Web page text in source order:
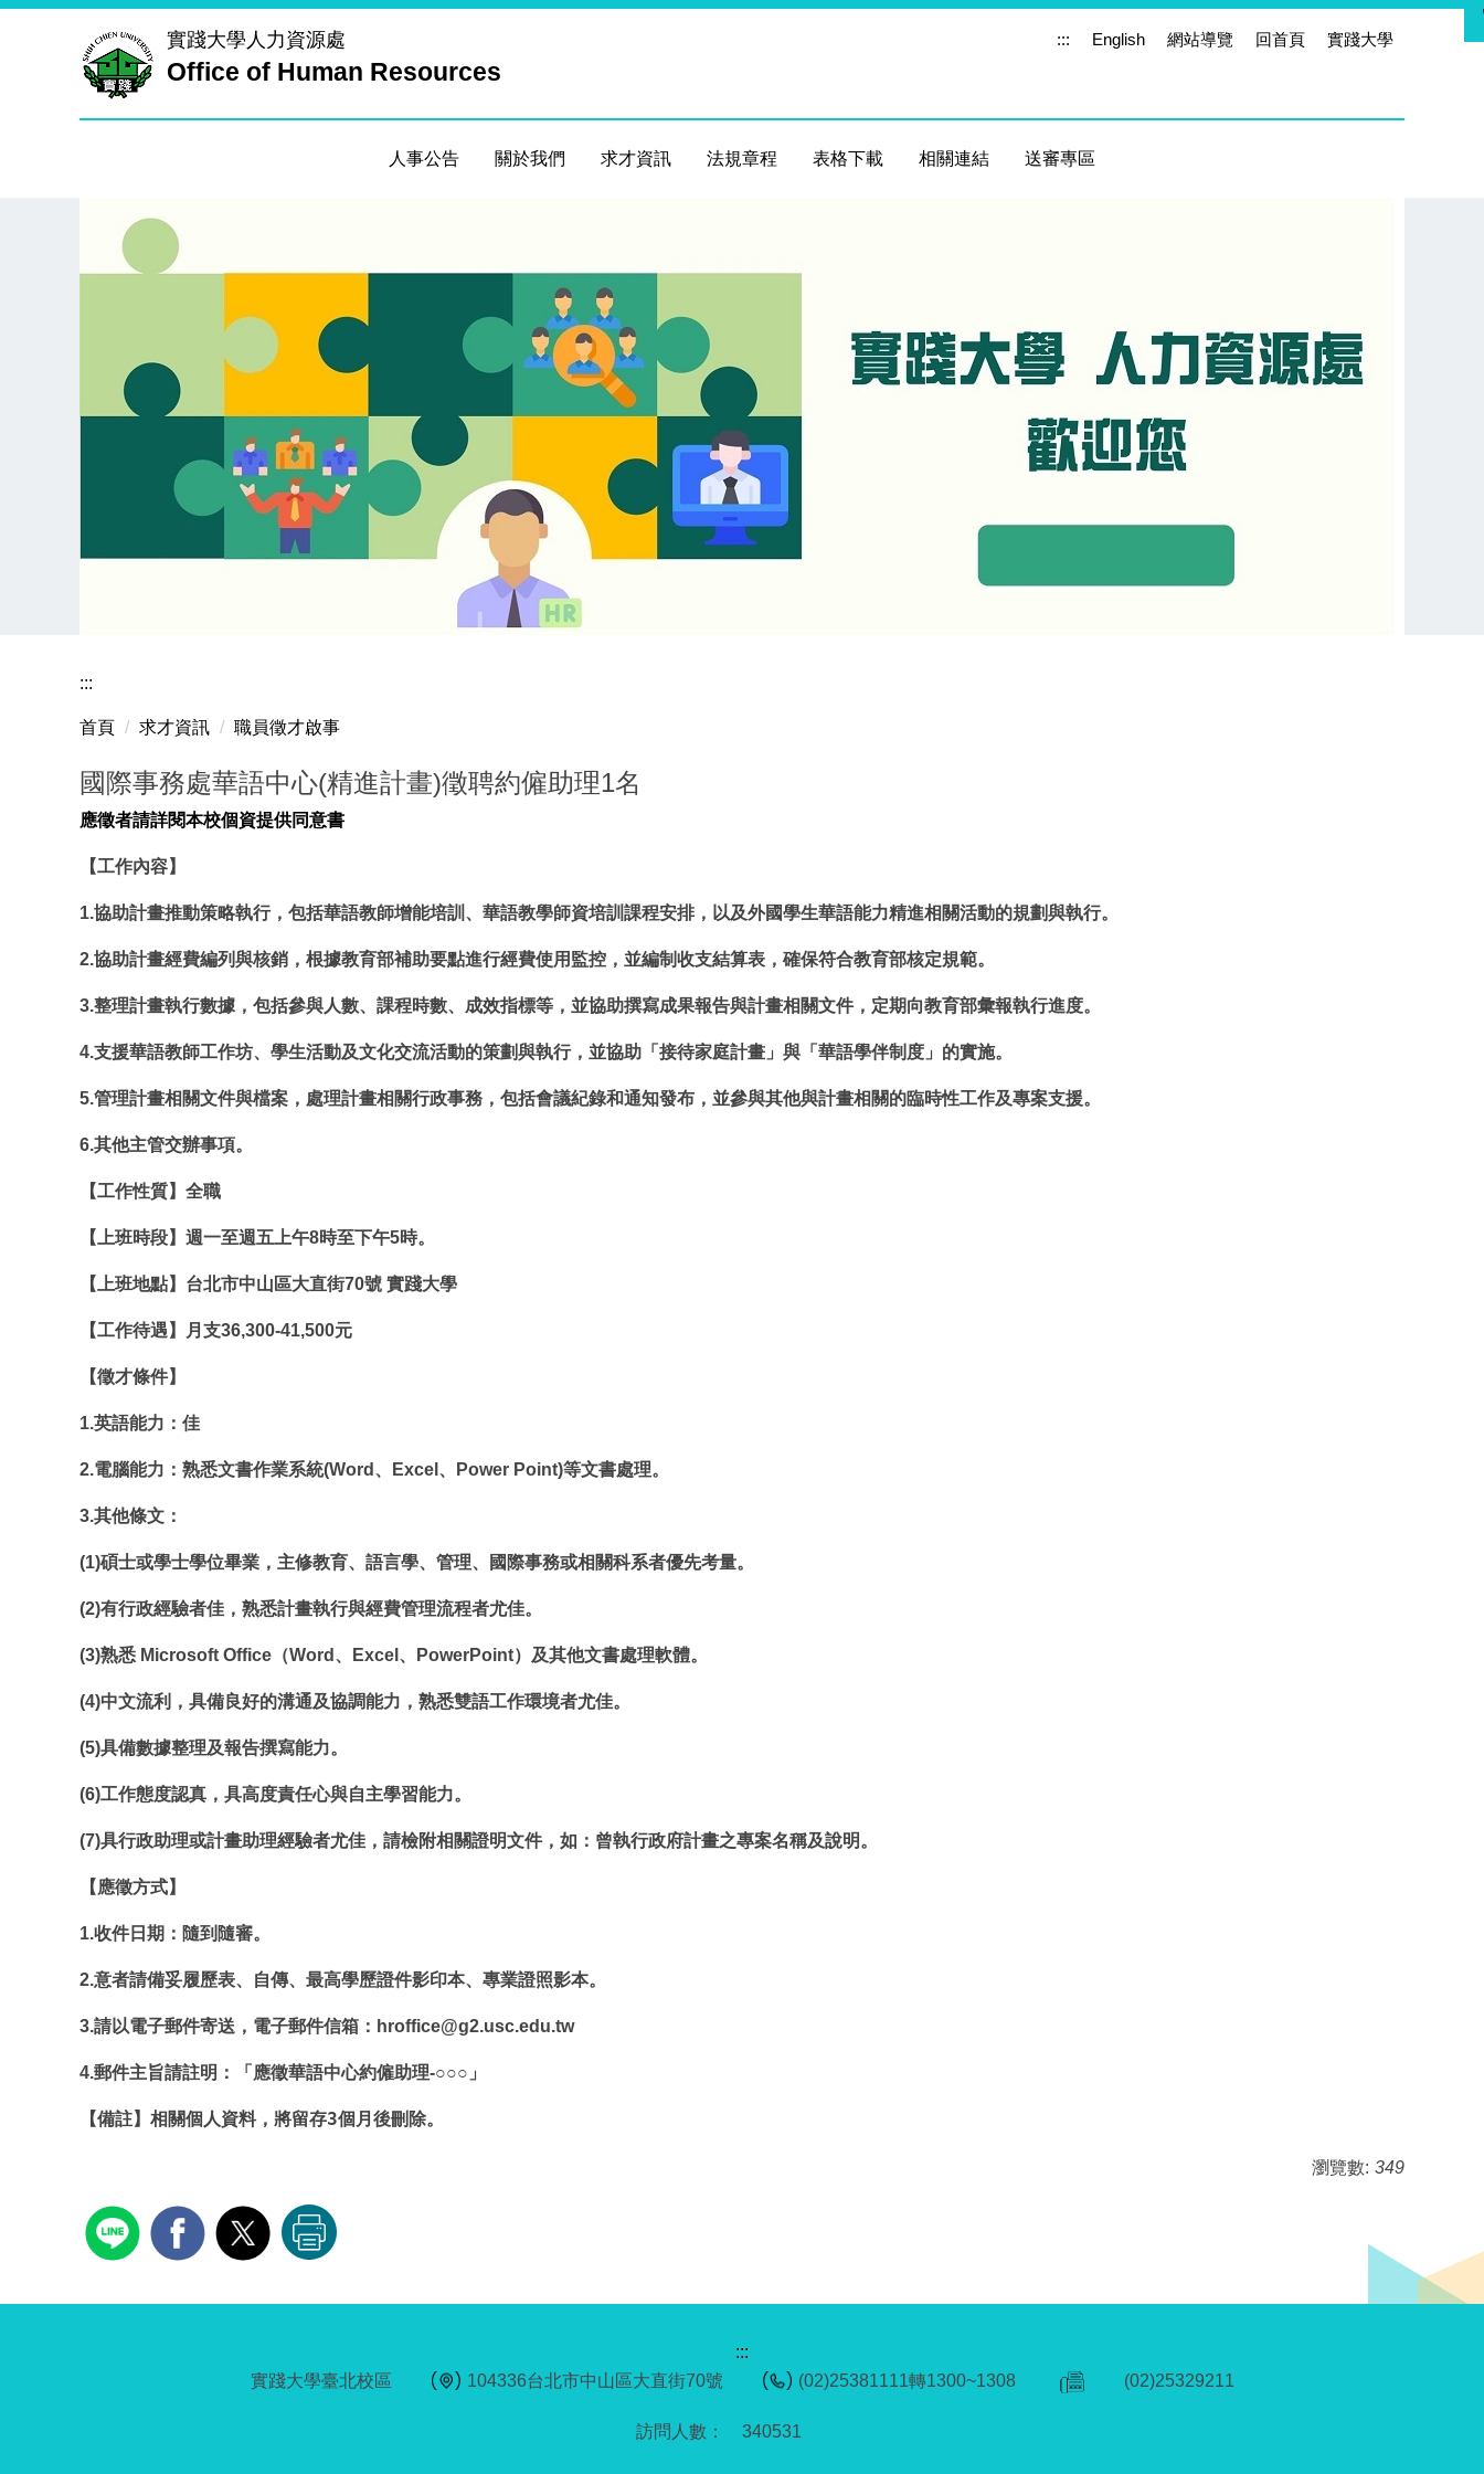
實踐大學 人力資源處
Office of Human Resources
人事公告 關於我們 求才資訊 法規章程 表格下載 相關連結 送審專區
::: English 網站導覽 回首頁 實踐大學
:::
首頁 求才資訊 職員徵才啟事
國際事務處華語中心(精進計畫)徵聘約僱助理1名
應徵者請詳閱本校個資提供同意書
【工作內容】
1.協助計畫推動策略執行，包括華語教師增能培訓、華語教學師資培訓課程安排，以及外國學生華語能力精進相關活動的規劃與執行。
2.協助計畫經費編列與核銷，根據教育部補助要點進行經費使用監控，並編制收支結算表，確保符合教育部核定規範。
3.整理計畫執行數據，包括參與人數、課程時數、成效指標等，並協助撰寫成果報告與計畫相關文件，定期向教育部彙報執行進度。
4.支援華語教師工作坊、學生活動及文化交流活動的策劃與執行，並協助「接待家庭計畫」與「華語學伴制度」的實施。
5.管理計畫相關文件與檔案，處理計畫相關行政事務，包括會議紀錄和通知發布，並參與其他與計畫相關的臨時性工作及專案支援。
6.其他主管交辦事項。
【工作性質】全職
【上班時段】週一至週五上午8時至下午5時。
【上班地點】台北市中山區大直街70號 實踐大學
【工作待遇】月支36,300-41,500元
【徵才條件】
1.英語能力：佳
2.電腦能力：熟悉文書作業系統(Word、Excel、Power Point)等文書處理。
3.其他條文：
(1)碩士或學士學位畢業，主修教育、語言學、管理、國際事務或相關科系者優先考量。
(2)有行政經驗者佳，熟悉計畫執行與經費管理流程者尤佳。
(3)熟悉 Microsoft Office（Word、Excel、PowerPoint）及其他文書處理軟體。
(4)中文流利，具備良好的溝通及協調能力，熟悉雙語工作環境者尤佳。
(5)具備數據整理及報告撰寫能力。
(6)工作態度認真，具高度責任心與自主學習能力。
(7)具行政助理或計畫助理經驗者尤佳，請檢附相關證明文件，如：曾執行政府計畫之專案名稱及說明。
【應徵方式】
1.收件日期：隨到隨審。
2.意者請備妥履歷表、自傳、最高學歷證件影印本、專業證照影本。
3.請以電子郵件寄送，電子郵件信箱：hroffice@g2.usc.edu.tw
4.郵件主旨請註明：「應徵華語中心約僱助理-○○○」
【備註】相關個人資料，將留存3個月後刪除。
瀏覽數: 349
340531
:::
實踐大學臺北校區
104336台北市中山區大直街70號 (02)25381111轉1300~1308 (02)25329211